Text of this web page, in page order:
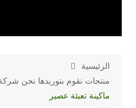
الرئيسية
منتجات نقوم بتوريدها نحن
ماكينة تعبئة عصير